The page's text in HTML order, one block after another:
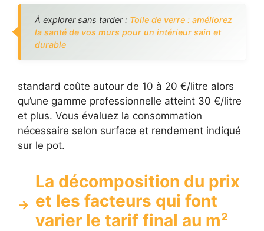
À explorer sans tarder : Toile de verre : améliorez
la santé de vos murs pour un intérieur sain et
durable
standard coûte autour de 10 à 20 €/litre alors
qu’une gamme professionnelle atteint 30 €/litre
et plus. Vous évaluez la consommation
nécessaire selon surface et rendement indiqué
sur le pot.
La décomposition du prix
et les facteurs qui font
varier le tarif final au m²